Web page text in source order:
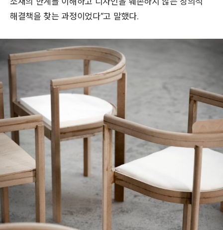
해결책을 찾는 과정이었다”고 말했다.